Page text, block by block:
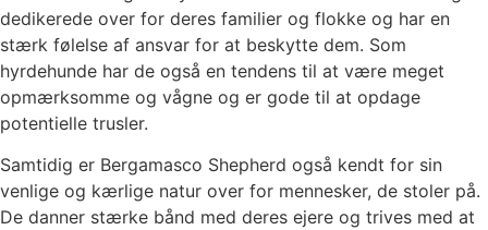
dedikerede over for deres familier og flokke og har en
stærk følelse af ansvar for at beskytte dem. Som
hyrdehunde har de også en tendens til at være meget
opmærksomme og vågne og er gode til at opdage
potentielle trusler.
Samtidig er Bergamasco Shepherd også kendt for sin
venlige og kærlige natur over for mennesker, de stoler på.
De danner stærke bånd med deres ejere og trives med at